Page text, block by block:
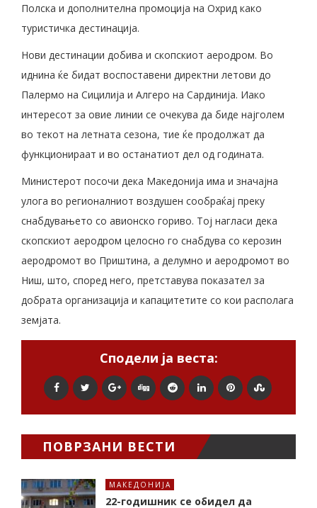
Полска и дополнителна промоција на Охрид како
туристичка дестинација.
Нови дестинации добива и скопскиот аеродром. Во
иднина ќе бидат воспоставени директни летови до
Палермо на Сицилија и Алгеро на Сардинија. Иако
интересот за овие линии се очекува да биде најголем
во текот на летната сезона, тие ќе продолжат да
функционираат и во останатиот дел од годината.
Министерот посочи дека Македонија има и значајна
улога во регионалниот воздушен сообраќај преку
снабдувањето со авионско гориво. Тој нагласи дека
скопскиот аеродром целосно го снабдува со керозин
аеродромот во Приштина, а делумно и аеродромот во
Ниш, што, според него, претставува показател за
добрата организација и капацитетите со кои располага
земјата.
Сподели ја веста:
ПОВРЗАНИ ВЕСТИ
МАКЕДОНИЈА
22-годишник се обидел да